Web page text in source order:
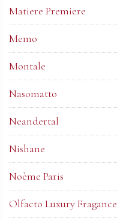
Matiere Premiere
Memo
Montale
Nasomatto
Neandertal
Nishane
Noème Paris
Olfacto Luxury Fragance